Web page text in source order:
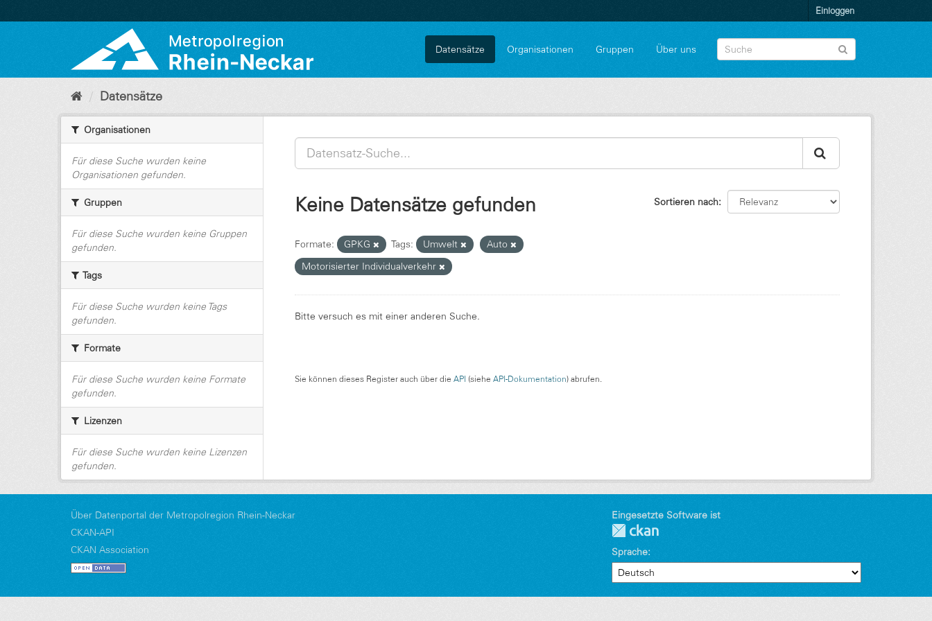
zum
Einloggen
Datensätze Organisationen Gruppen Über uns
Datensätze
Organisationen
Für diese Suche wurden keine
Organisationen gefunden.
Gruppen
Für diese Suche wurden keine Gruppen
gefunden.
Tags
Für diese Suche wurden keine Tags
gefunden.
Formate
Für diese Suche wurden keine Formate
gefunden.
Lizenzen
Für diese Suche wurden keine Lizenzen
gefunden.
Sortieren nach
Keine Datensätze gefunden
Formate: GPKG Tags: Umwelt
Auto
Motorisierter Individualverkehr
Bitte versuch es mit einer anderen Suche.
Sie können dieses Register auch über die API (siehe API-Dokumentation) abrufen.
Über Datenportal der Metropolregion Rhein-Neckar
CKAN-API
CKAN Association
Eingesetzte Software ist
Sprache